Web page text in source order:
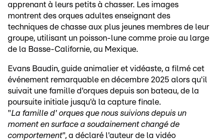
apprenant à leurs petits à chasser. Les images
montrent des orques adultes enseignant des
techniques de chasse aux plus jeunes membres de leur
groupe, utilisant un poisson-lune comme proie au large
de la Basse-Californie, au Mexique.
Evans Baudin, guide animalier et vidéaste, a filmé cet
événement remarquable en décembre 2025 alors qu'il
suivait une famille d'orques depuis son bateau, de la
poursuite initiale jusqu'à la capture finale.
"La famille d' orques que nous suivions depuis un
moment en surface a soudainement changé de
comportement", a déclaré l'auteur de la vidéo